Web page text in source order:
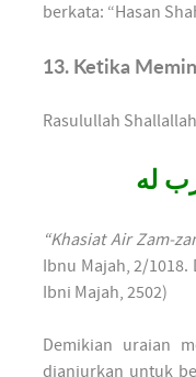
berkata: “Hasan
13. Ketika
Rasulullah
له
“Khasiat Air Zam-
Ibnu Majah, 2/
Ibni Majah, 2502)
Demikian uraian
dianjurkan untuk